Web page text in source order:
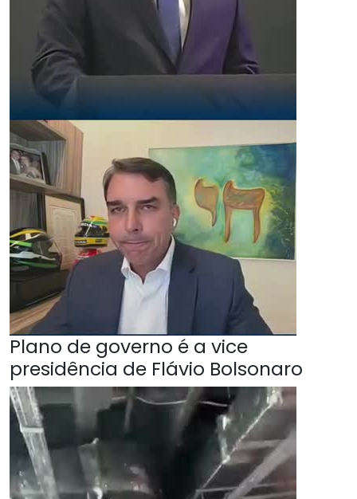
Plano de governo é a vice
presidência de Flávio Bolsonaro